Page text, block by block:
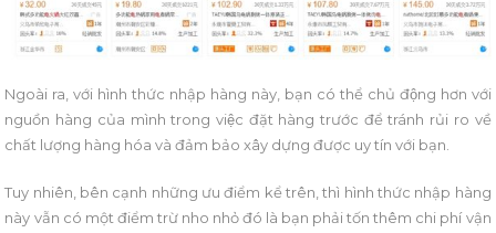
Ngoài ra, với hình thức nhập hàng này, bạn có thể chủ động hơn với
nguồn hàng của mình trong việc đặt hàng trước để tránh rủi ro về
chất lượng hàng hóa và đảm bảo xây dựng được uy tín với bạn.
Tuy nhiên, bên cạnh những ưu điểm kể trên, thì hình thức nhập hàng
này vẫn có một điểm trừ nho nhỏ đó là bạn phải tốn thêm chi phí vận